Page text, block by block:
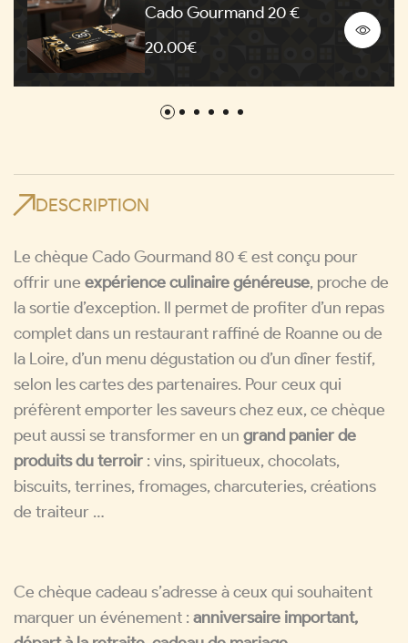
Cado Gourmand 20 €
20.00€
DESCRIPTION
Le chèque Cado Gourmand 80 € est conçu pour
offrir une expérience culinaire généreuse, proche de
la sortie d’exception. Il permet de profiter d’un repas
complet dans un restaurant raffiné de Roanne ou de
la Loire, d’un menu dégustation ou d’un dîner festif,
selon les cartes des partenaires. Pour ceux qui
préfèrent emporter les saveurs chez eux, ce chèque
peut aussi se transformer en un grand panier de
produits du terroir : vins, spiritueux, chocolats,
biscuits, terrines, fromages, charcuteries, créations
de traiteur …
Ce chèque cadeau s’adresse à ceux qui souhaitent
marquer un événement : anniversaire important,